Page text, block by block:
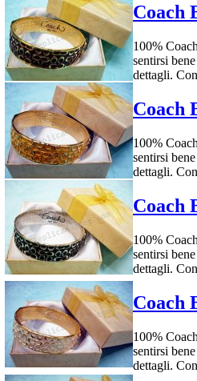
Coach
100%
sentirsi
dettagli.
Coach
100%
sentirsi
dettagli.
Coach
100%
sentirsi
dettagli.
Coach
100%
sentirsi
dettagli.